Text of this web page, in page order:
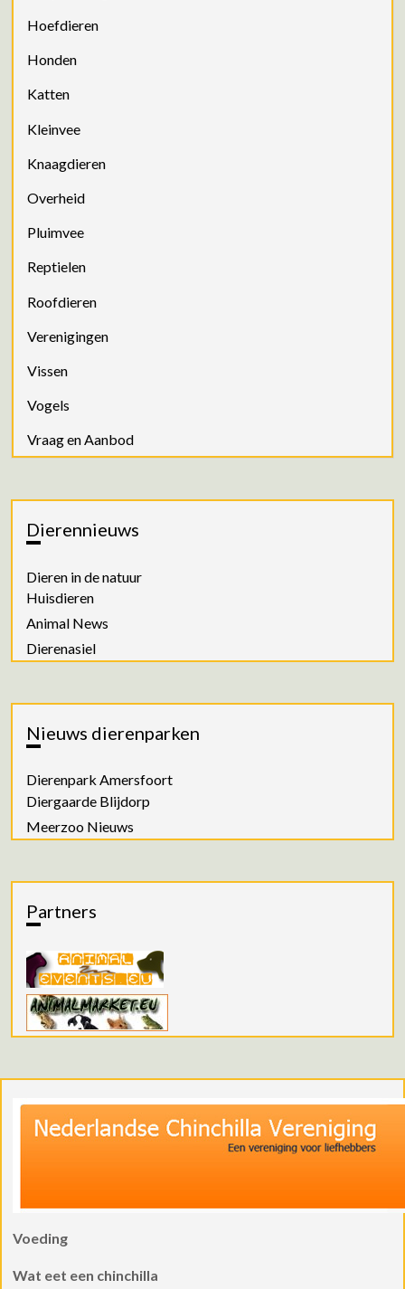
Hoefdieren
Honden
Katten
Kleinvee
Knaagdieren
Overheid
Pluimvee
Reptielen
Roofdieren
Verenigingen
Vissen
Vogels
Vraag en Aanbod
Dierennieuws
Dieren in de natuur
Huisdieren
Animal News
Dierenasiel
Nieuws dierenparken
Dierenpark Amersfoort
Diergaarde Blijdorp
Meerzoo Nieuws
Partners
Voeding
Wat eet een chinchilla